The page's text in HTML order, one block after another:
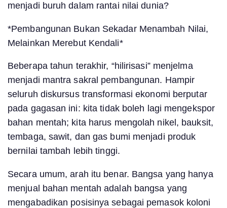
menjadi buruh dalam rantai nilai dunia?
*Pembangunan Bukan Sekadar Menambah Nilai,
Melainkan Merebut Kendali*
Beberapa tahun terakhir, “hilirisasi” menjelma
menjadi mantra sakral pembangunan. Hampir
seluruh diskursus transformasi ekonomi berputar
pada gagasan ini: kita tidak boleh lagi mengekspor
bahan mentah; kita harus mengolah nikel, bauksit,
tembaga, sawit, dan gas bumi menjadi produk
bernilai tambah lebih tinggi.
Secara umum, arah itu benar. Bangsa yang hanya
menjual bahan mentah adalah bangsa yang
mengabadikan posisinya sebagai pemasok koloni